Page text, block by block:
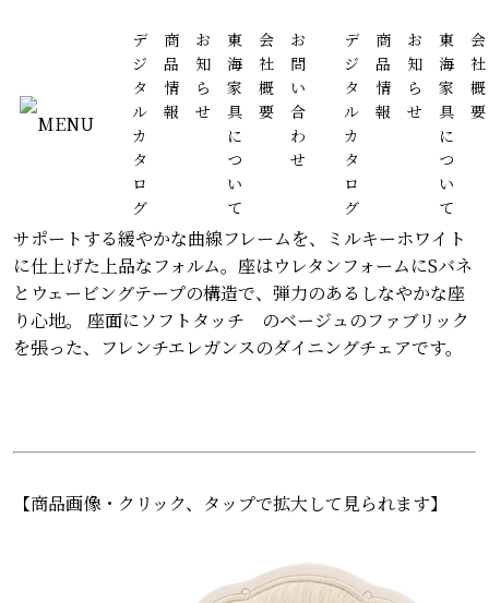
MENU
デ
ジ
タ
ル
カ
タ
ロ
グ
商
品
情
報
お
知
ら
せ
東
海
家
具
に
つ
い
て
会
社
概
要
お
問
い
合
わ
せ
デ
ジ
タ
ル
カ
タ
ロ
グ
商
品
情
報
お
知
ら
せ
東
海
家
具
に
つ
い
て
会
社
概
要
FLEUR-WH > ダイニングチェア
フルールWH チェア-D
マホガニー材のカブリオールレッグ（猫脚）と優しく背を
サポートする緩やかな曲線フレームを、ミルキーホワイト
に仕上げた上品なフォルム。座はウレタンフォームにSバネ
とウェービングテープの構造で、弾力のあるしなやかな座
り心地。 座面にソフトタッチ のベージュのファブリック
を張った、フレンチエレガンスのダイニングチェアです。
【商品画像・クリック、タップで拡大して見られます】